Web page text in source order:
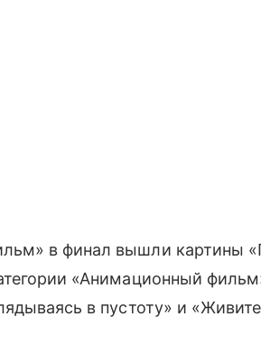
в финал вышли картины
«Анимационный
в пустоту» и